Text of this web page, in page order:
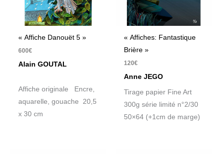
« Affiche Danouët 5 »
600€
Alain GOUTAL
Affiche originale Encre,
aquarelle, gouache 20,5
x 30 cm
« Affiches: Fantastique
Brière »
120€
Anne JEGO
Tirage papier Fine Art
300g série limité n°2/30
50×64 (+1cm de marge)